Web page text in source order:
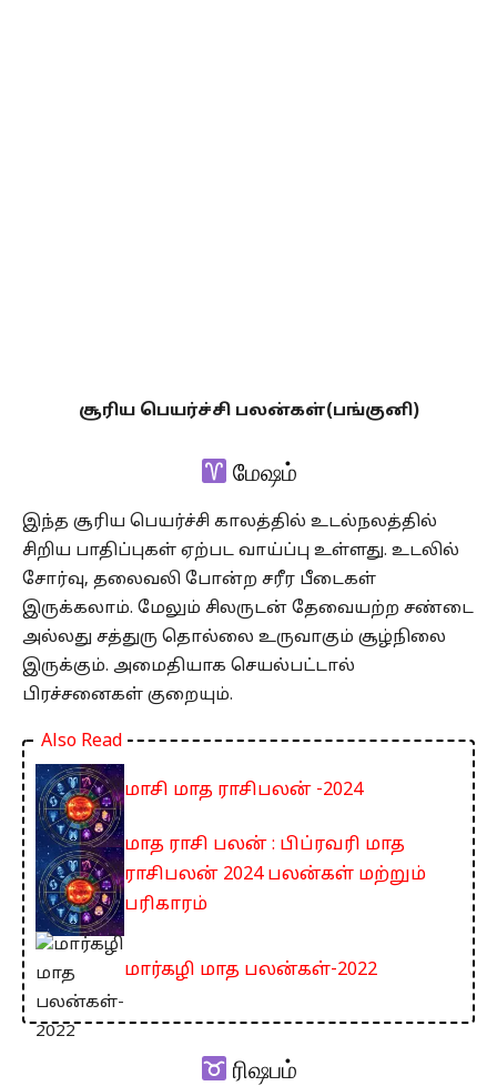
சூரிய பெயர்ச்சி பலன்கள்(பங்குனி)
மேஷம்
இந்த சூரிய பெயர்ச்சி காலத்தில் உடல்நலத்தில்
சிறிய பாதிப்புகள் ஏற்பட வாய்ப்பு உள்ளது. உடலில்
சோர்வு, தலைவலி போன்ற சரீர பீடைகள்
இருக்கலாம். மேலும் சிலருடன் தேவையற்ற சண்டை
அல்லது சத்துரு தொல்லை உருவாகும் சூழ்நிலை
இருக்கும். அமைதியாக செயல்பட்டால்
பிரச்சனைகள் குறையும்.
Also Read
மாசி மாத ராசிபலன் -2024
மாத ராசி பலன் : பிப்ரவரி மாத
ராசிபலன் 2024 பலன்கள் மற்றும்
பரிகாரம்
மார்கழி மாத பலன்கள்-2022
ரிஷபம்